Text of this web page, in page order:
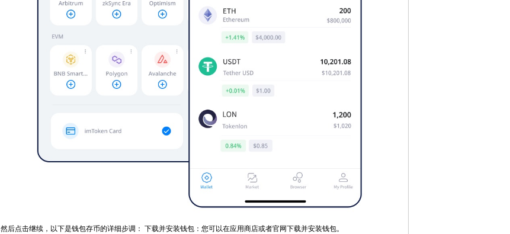
然后点击继续，以下是钱包存币的详细步调： 下载并安装钱包：您可以在应用商店或者官网下载并安装钱包。